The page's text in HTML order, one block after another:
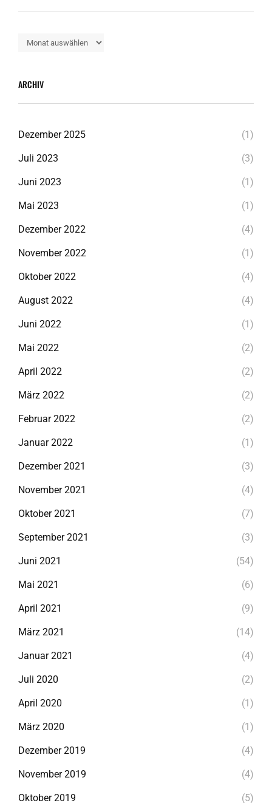
Alle
ARCHIV
Dezember 2025 (1)
Juli 2023 (3)
Juni 2023 (1)
Mai 2023 (1)
Dezember 2022 (4)
November 2022 (1)
Oktober 2022 (4)
August 2022 (4)
Juni 2022 (1)
Mai 2022 (2)
April 2022 (2)
März 2022 (2)
Februar 2022 (2)
Januar 2022 (1)
Dezember 2021 (3)
November 2021 (4)
Oktober 2021 (7)
September 2021 (3)
Juni 2021 (54)
Mai 2021 (6)
April 2021 (9)
März 2021 (14)
Januar 2021 (4)
Juli 2020 (2)
April 2020 (1)
März 2020 (1)
Dezember 2019 (4)
November 2019 (4)
Oktober 2019 (5)